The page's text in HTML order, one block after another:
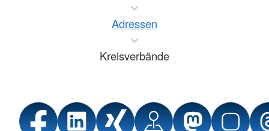
Adressen
Kreisverbände